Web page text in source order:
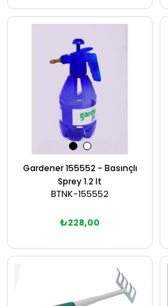
Sepete Ekle
Gardener 155552 - Basınçlı
Sprey 1.2 lt
BTNK-155552
₺228,00